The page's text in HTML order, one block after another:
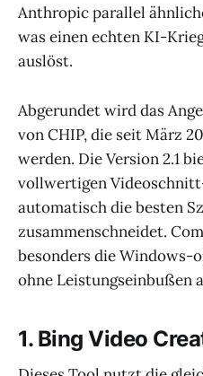
Anthropic parallel
was einen echten KI-
auslöst.
Abgerundet wird das
von CHIP, die seit März
werden. Die Version 2.1
vollwertigen
automatisch die besten
zusammenschneidet.
besonders die Windows-
ohne Leistungseinbußen
1. Bing Video